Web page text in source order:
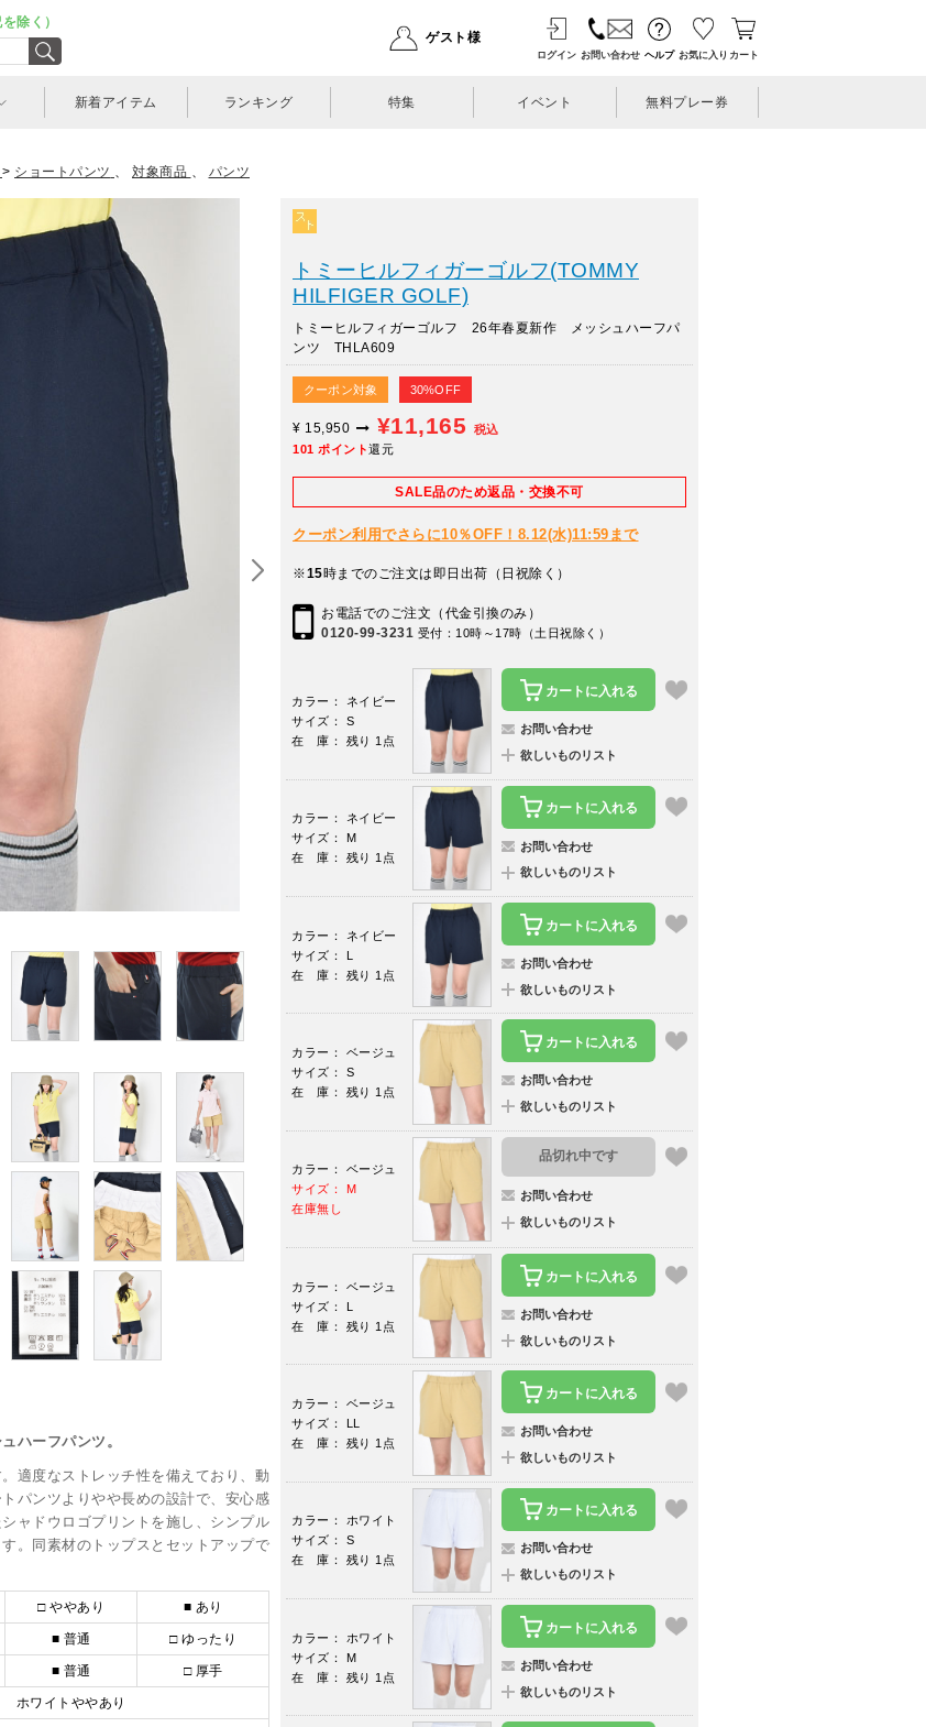
除く）
ゲスト様
ログイン お問い合わせ ヘルプ お気に入り カート
新着アイテム ランキング 特集 イベント 無料プレー券
> ショートパンツ 、 対象商品 、 パンツ
ハーフパンツ。
適度なストレッチ性を備えており、動
パンツよりやや長めの設計で、安心感
ャドウロゴプリントを施し、シンプル
。同素材のトップスとセットアップで
□ ややあり ■ あり
■ 普通 □ ゆったり
■ 普通 □ 厚手
ホワイトややあり
トミーヒルフィガーゴルフ(TOMMY
HILFIGER GOLF)
トミーヒルフィガーゴルフ 26年春夏新作 メッシュハーフパ
ンツ THLA609
クーポン対象 30%OFF
¥ 15,950 ¥11,165
税込
101 ポイント還元
SALE品のため返品・交換不可
クーポン利用でさらに10％OFF！8.12(水)11:59まで
※15時までのご注文は即日出荷（日祝除く）
お電話でのご注文（代金引換のみ）
0120-99-3231 受付：10時～17時（土日祝除く）
カラー： ネイビー
サイズ： S
在 庫： 残り 1点
カートに入れる
お問い合わせ
欲しいものリスト
カラー： ネイビー
サイズ： M
在 庫： 残り 1点
カートに入れる
お問い合わせ
欲しいものリスト
カラー： ネイビー
サイズ： L
在 庫： 残り 1点
カートに入れる
お問い合わせ
欲しいものリスト
カラー： ベージュ
サイズ： S
在 庫： 残り 1点
カートに入れる
お問い合わせ
欲しいものリスト
カラー： ベージュ
サイズ： M
在庫無し
品切れ中です
お問い合わせ
欲しいものリスト
カラー： ベージュ
サイズ： L
在 庫： 残り 1点
カートに入れる
お問い合わせ
欲しいものリスト
カラー： ベージュ
サイズ： LL
在 庫： 残り 1点
カートに入れる
お問い合わせ
欲しいものリスト
カラー： ホワイト
サイズ： S
在 庫： 残り 1点
カートに入れる
お問い合わせ
欲しいものリスト
カラー： ホワイト
サイズ： M
在 庫： 残り 1点
カートに入れる
お問い合わせ
欲しいものリスト